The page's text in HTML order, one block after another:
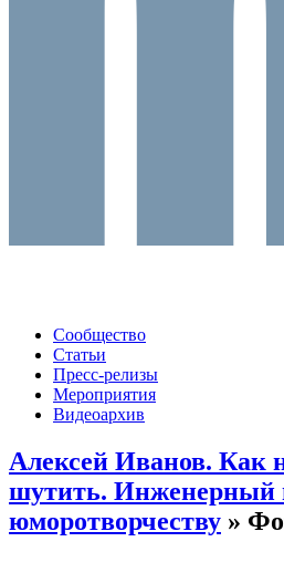
Сообщество
Статьи
Пресс-релизы
Мероприятия
Видеоархив
Алексей Иванов. Как
шутить. Инженерный
юморотворчеству »